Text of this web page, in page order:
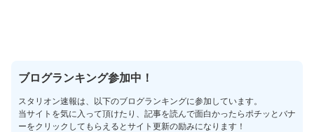
ブログランキング参加中！
スタリオン速報は、以下のブログランキングに参加しています。
当サイトを気に入って頂けたり、記事を読んで面白かったらポチッとバナ
ーをクリックしてもらえるとサイト更新の励みになります！